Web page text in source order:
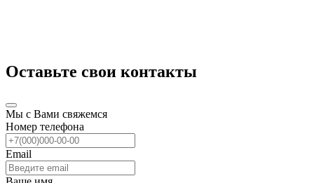
Оставьте свои контакты
Мы с Вами свяжемся
Номер телефона
Email